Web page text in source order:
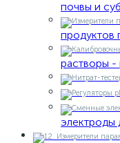
почвы и
продуктов
растворы -
электроды